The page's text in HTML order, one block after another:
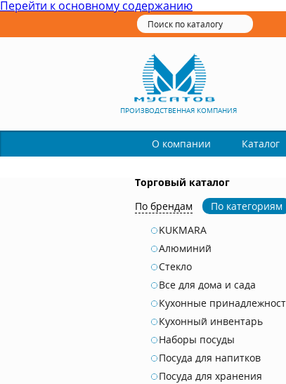
Перейти к основному содержанию
ПРОИЗВОДСТВЕННАЯ КОМПАНИЯ
О компании Каталог
Торговый каталог
По брендам
По категориям
KUKMARA
Алюминий
Стекло
Все для дома и сада
Кухонные
Кухонный инвентарь
Наборы посуды
Посуда для напитков
Посуда для хранения